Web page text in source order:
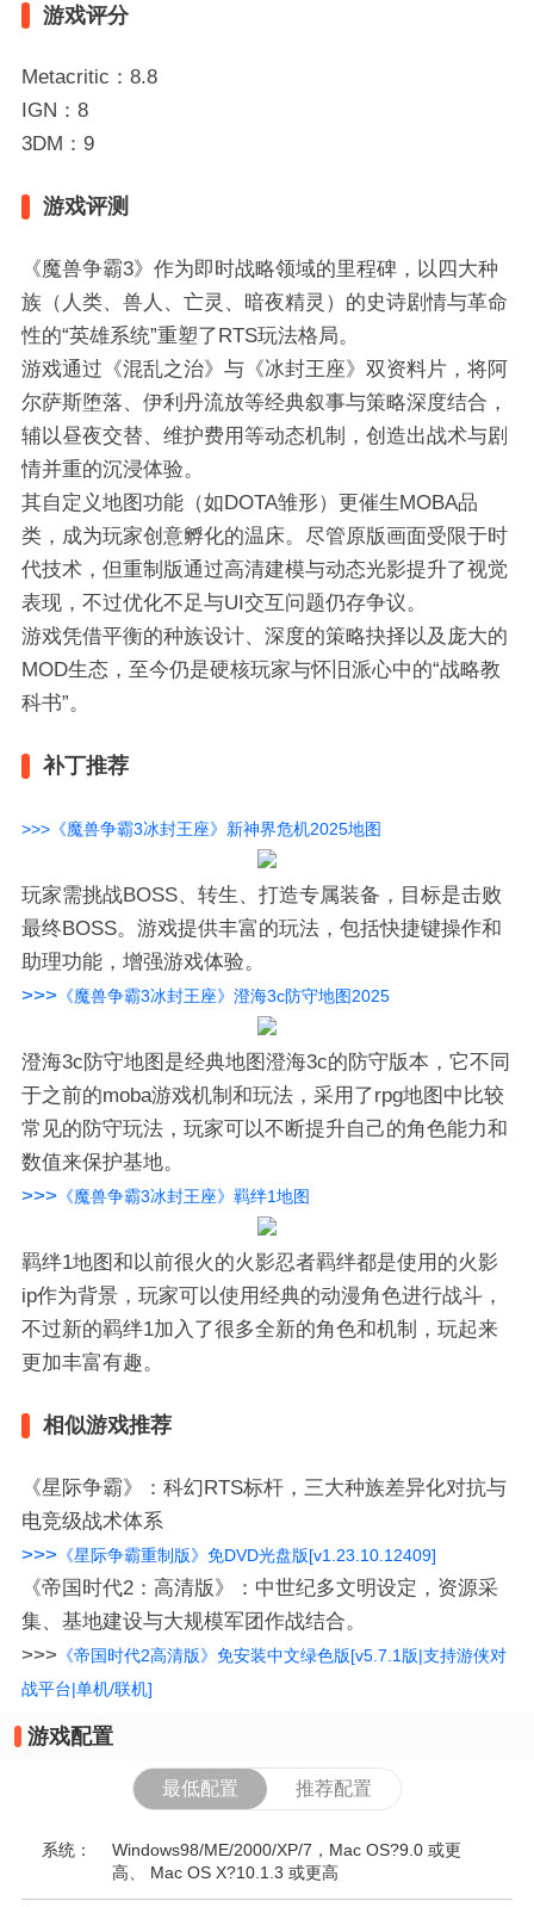
游戏评分
Metacritic：8.8
IGN：8
3DM ：9
游戏评测
《魔兽争霸3》作为即时战略领域的里程碑，以四大种
族（人类、兽人、亡灵、暗夜精灵）的史诗剧情与革命
性的“英雄系统”重塑了RTS玩法格局。
游戏通过《混乱之治》与《冰封王座》双资料片，将阿
尔萨斯堕落、伊利丹流放等经典叙事与策略深度结合，
辅以昼夜交替、维护费用等动态机制，创造出战术与剧
情并重的沉浸体验。
其自定义地图功能（如DOTA雏形）更催生MOBA品
类，成为玩家创意孵化的温床。尽管原版画面受限于时
代技术，但重制版通过高清建模与动态光影提升了视觉
表现，不过优化不足与UI交互问题仍存争议。
游戏凭借平衡的种族设计、深度的策略抉择以及庞大的
MOD生态，至今仍是硬核玩家与怀旧派心中的“战略教
科书”。
补丁推荐
>>>《魔兽争霸3冰封王座》新神界危机2025地图
玩家需挑战BOSS、转生、打造专属装备，目标是击败
最终BOSS。游戏提供丰富的玩法，包括快捷键操作和
助理功能，增强游戏体验。
>>>《魔兽争霸3冰封王座》澄海3c防守地图2025
澄海3c防守地图是经典地图澄海3c的防守版本，它不同
于之前的moba游戏机制和玩法，采用了rpg地图中比较
常见的防守玩法，玩家可以不断提升自己的角色能力和
数值来保护基地。
>>>《魔兽争霸3冰封王座》羁绊1地图
羁绊1地图和以前很火的火影忍者羁绊都是使用的火影
ip作为背景，玩家可以使用经典的动漫角色进行战斗，
不过新的羁绊1加入了很多全新的角色和机制，玩起来
更加丰富有趣。
相似游戏推荐
《星际争霸》​：科幻RTS标杆，三大种族差异化对抗与
电竞级战术体系
>>>《星际争霸重制版》免DVD光盘版[v1.23.10.12409]
‌《帝国时代2：高清版》：中世纪多文明设定，资源采
集、基地建设与大规模军团作战结合。
>>> 《帝国时代2高清版》免安装中文绿色版[v5.7.1版|支持游侠对
战平台|单机/联机]
游戏配置
最低配置 推荐配置
系统：
Windows98/ME/2000/XP/7，Mac OS?9.0 或更
高、 Mac OS X?10.1.3 或更高